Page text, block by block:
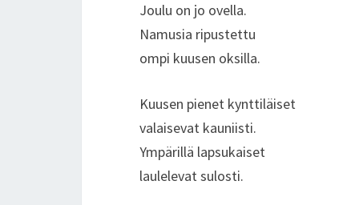
Joulu on jo ovella.
Namusia ripustettu
ompi kuusen oksilla.
Kuusen pienet kynttiläiset
valaisevat kauniisti.
Ympärillä lapsukaiset
laulelevat sulosti.